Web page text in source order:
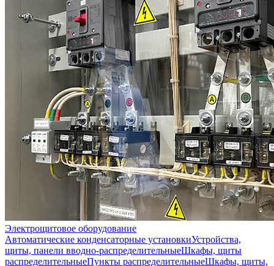
Электрощитовое оборудование
Автоматические конденсаторные установкиУстройства,
щиты, панели вводно-распределительныеШкафы, щиты
распределительныеПункты распределительныеШкафы, щиты,